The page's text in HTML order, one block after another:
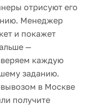
отрисуют его
Менеджер
и покажет
—
каждую
заданию.
в Москве
получите